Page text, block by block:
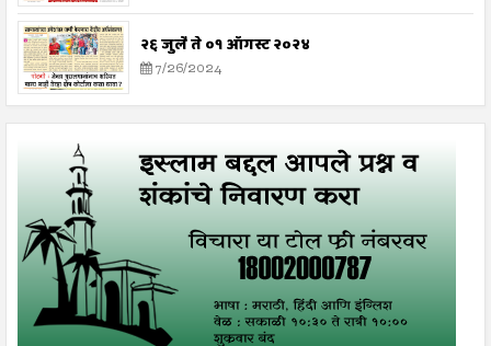
२६ जुलै ते ०१ ऑगस्ट २०२४
7/26/2024